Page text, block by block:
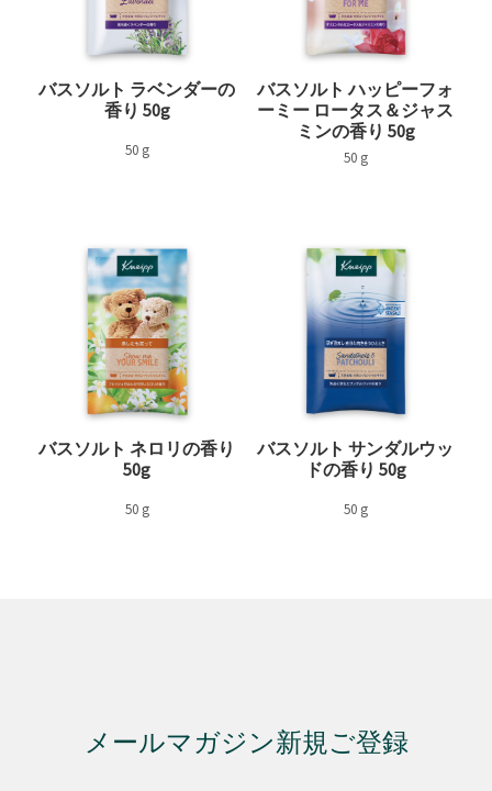
バスソルト ラベンダーの
香り 50g
50 g
バスソルト ハッピーフォ
ーミー ロータス＆ジャス
ミンの香り 50g
50 g
バスソルト ネロリの香り
50g
50 g
バスソルト サンダルウッ
ドの香り 50g
50 g
メールマガジン新規ご登録